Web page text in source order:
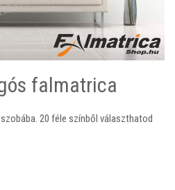
falmatrica
20 féle színből választhatod